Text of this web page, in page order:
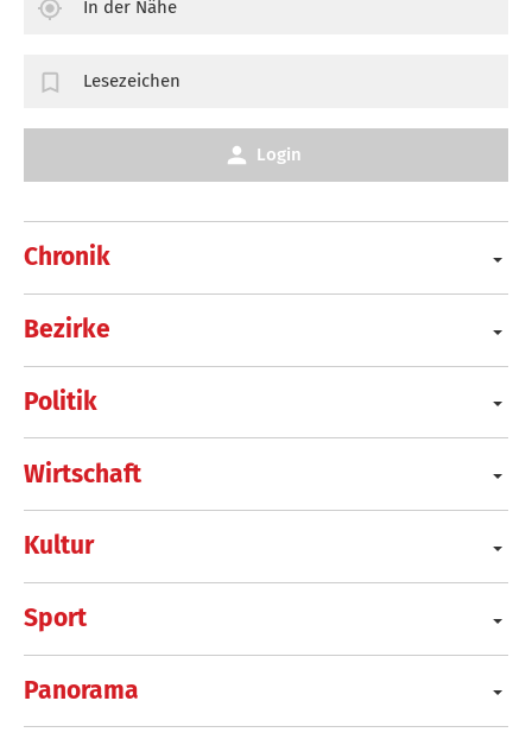
Chronik
Bezirke
Politik
Wirtschaft
Kultur
Sport
Panorama
In der Nähe
Lesezeichen
Login